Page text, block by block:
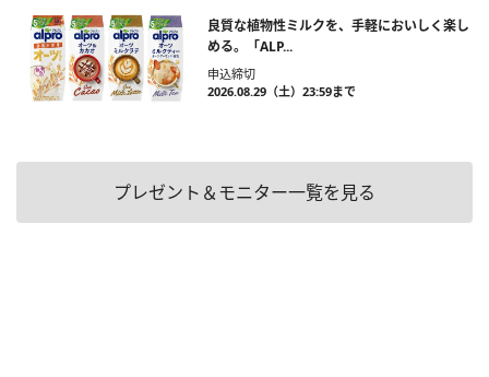
良質な植物性ミルクを、手軽においしく楽し
める。「ALP...
申込締切
2026.08.29（土）23:59まで
プレゼント＆モニター一覧を見る